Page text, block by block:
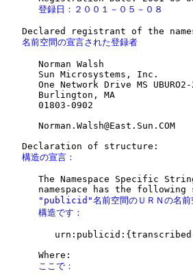
      登録日：２００１－０５－０８
   名前空間の宣言された登録者
      Norman Walsh
      Sun Microsystems, Inc.
One Network Drive MS UBURO2-
      Burlington, MA
      01803-0902
      Norman.Walsh@East.Sun.COM
   構造の宣言：
The Namespace Specific
"publicid"名前空間のＵＲＮの名前
      構造です：
      ここで：